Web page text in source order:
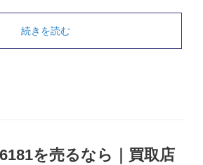
続きを読む
を売るなら｜買取店